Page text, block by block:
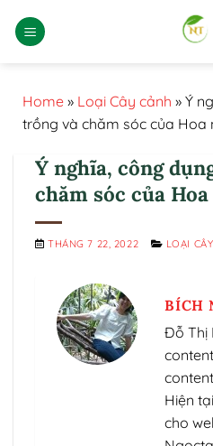
qua
Home » Loại Cây cảnh » Ý
trồng và chăm sóc của Hoa
Ý nghĩa, công
chăm sóc của
THÁNG 7 22, 2022 LOẠI
BÍCH
Đỗ Thị
Hiện
cho